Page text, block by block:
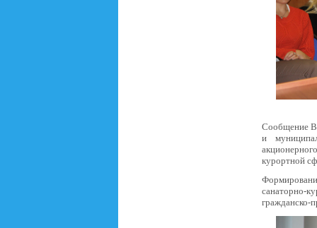
Сообщение
и
курортной
санаторно-
гражданско-